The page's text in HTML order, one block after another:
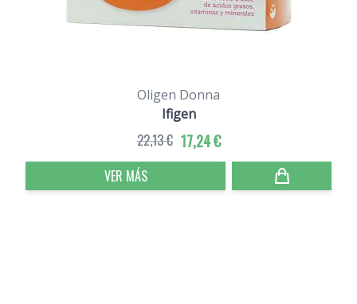
Oligen Donna
Ifigen
17,24 €
22,13 €
VER MÁS